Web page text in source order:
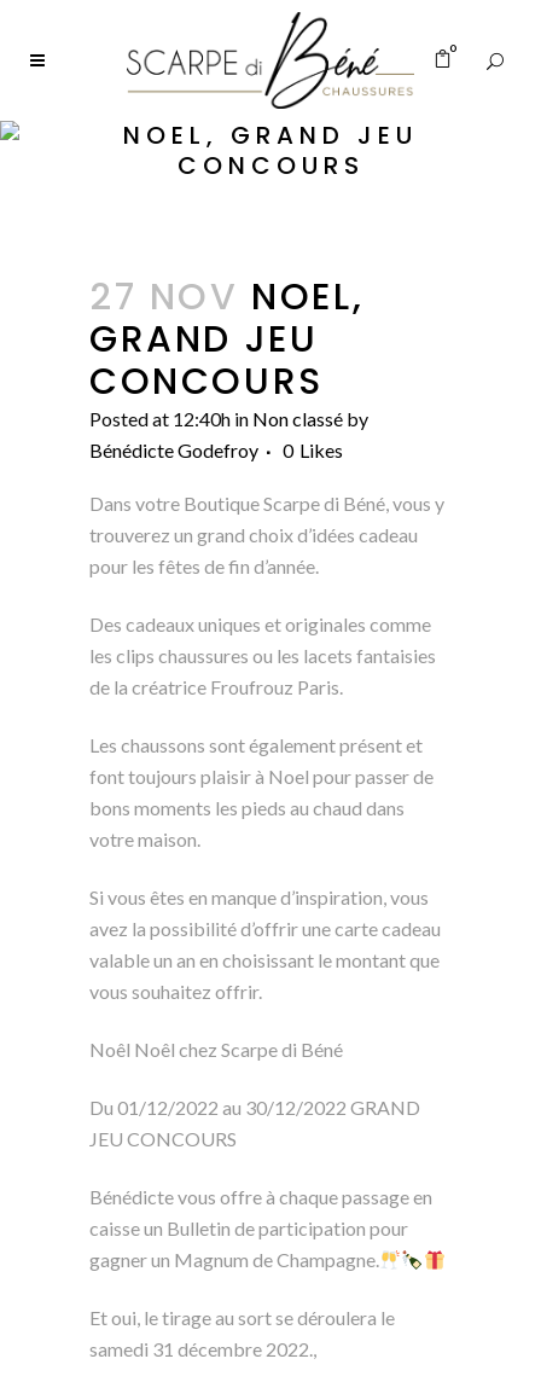
0
NOEL, GRAND JEU
CONCOURS
27 NOV NOEL,
GRAND JEU
CONCOURS
Posted at 12:40h in Non classé by
Bénédicte Godefroy
0 Likes
Dans votre Boutique Scarpe di Béné, vous y
trouverez un grand choix d’idées cadeau
pour les fêtes de fin d’année.
Des cadeaux uniques et originales comme
les clips chaussures ou les lacets fantaisies
de la créatrice Froufrouz Paris.
Les chaussons sont également présent et
font toujours plaisir à Noel pour passer de
bons moments les pieds au chaud dans
votre maison.
Si vous êtes en manque d’inspiration, vous
avez la possibilité d’offrir une carte cadeau
valable un an en choisissant le montant que
vous souhaitez offrir.
Noêl Noêl chez Scarpe di Béné
Du 01/12/2022 au 30/12/2022 GRAND
JEU CONCOURS
Bénédicte vous offre à chaque passage en
caisse un Bulletin de participation pour
gagner un Magnum de Champagne.
Et oui, le tirage au sort se déroulera le
samedi 31 décembre 2022.,